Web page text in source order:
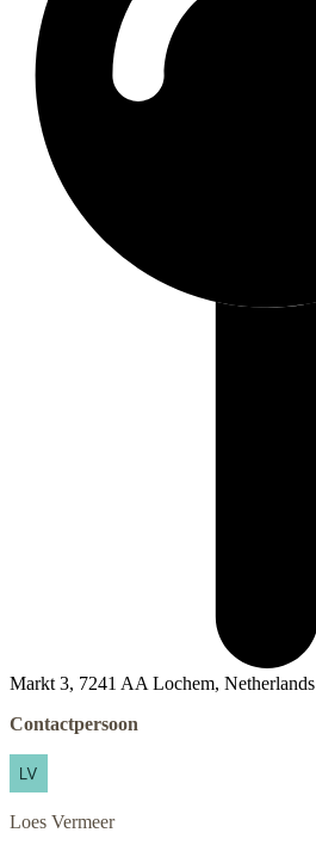
Markt 3, 7241 AA Lochem, Netherlands
Contactpersoon
Loes Vermeer